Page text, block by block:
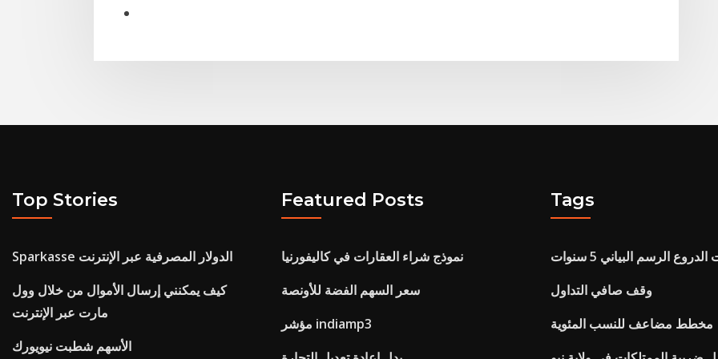
Top Stories
Sparkasse الدولار المصرفية عبر الإنترنت
كيف يمكنني إرسال الأموال من خلال وول
مارت عبر الإنترنت
الأسهم شطبت نيويورك
Featured Posts
نموذج شراء العقارات في كاليفورنيا
سعر السهم الفضة للأونصة
مؤشر indiamp3
Tags
الرسم البياني 5 سنوات
وقف صافي التداول
مخطط مضاعف للنسب المئوية